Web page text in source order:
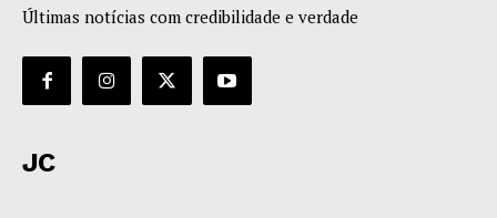
Últimas notícias com credibilidade e verdade
JC